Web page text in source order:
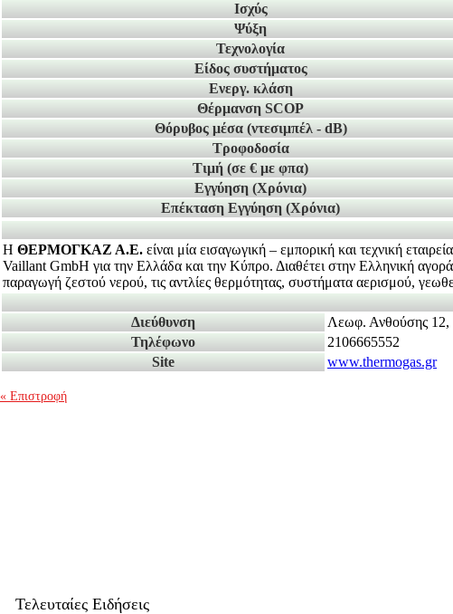
Ισχύς
Ψύξη
Τεχνολογία
Είδος συστήματος
Ενεργ. κλάση
Θέρμανση SCOP
Θόρυβος μέσα (ντεσιμπέλ - dB)
Τροφοδοσία
Τιμή (σε € με φπα)
Εγγύηση (Χρόνια)
Επέκταση Εγγύηση (Χρόνια)
H ΘΕΡΜΟΓΚΑΖ Α.Ε. είναι μία εισαγωγική – εμπορική και τεχνική
Vaillant GmbH για την Ελλάδα και την Κύπρο. Διαθέτει στην Ελληνική
παραγωγή ζεστού νερού, τις αντλίες θερμότητας, συστήματα αερισμού,
Διεύθυνση
Λεωφ. Ανθούσης
Τηλέφωνο
2106665552
Site
www.thermogas.gr
« Επιστροφή
Τελευταίες Ειδήσεις